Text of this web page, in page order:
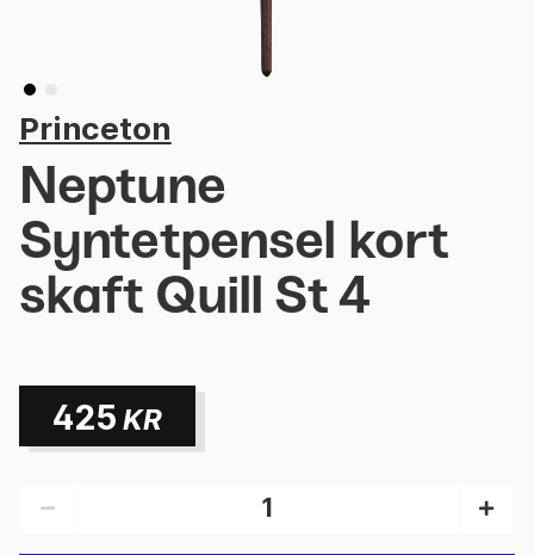
Princeton
Neptune
Syntetpensel kort
skaft Quill St 4
425 KR